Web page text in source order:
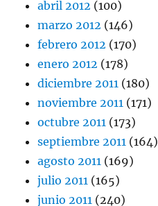
abril 2012 (100)
marzo 2012 (146)
febrero 2012 (170)
enero 2012 (178)
diciembre 2011 (180)
noviembre 2011 (171)
octubre 2011 (173)
septiembre 2011 (164)
agosto 2011 (169)
julio 2011 (165)
junio 2011 (240)